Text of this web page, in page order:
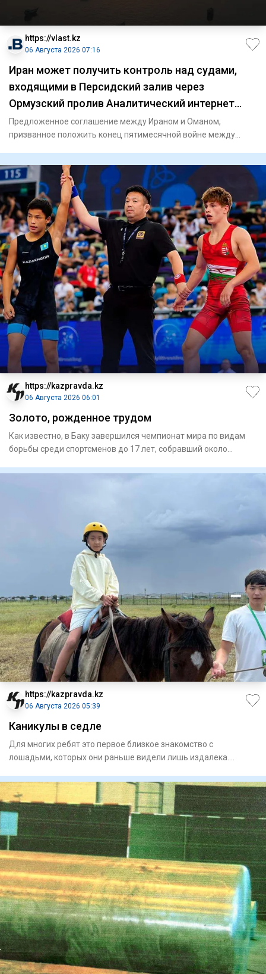
https://vlast.kz
06 Августа 2026 07:16
Иран может получить контроль над судами,
входящими в Персидский залив через
Ормузский пролив Аналитический интернет
журнал Власть
Предложенное соглашение между Ираном и Оманом,
призванное положить конец пятимесячной войне между
https://kazpravda.kz
06 Августа 2026 06:01
Золото, рожденное трудом
Как известно, в Баку завершился чемпионат мира по видам
борьбы среди спортсменов до 17 лет, собравший около
https://kazpravda.kz
06 Августа 2026 05:39
Каникулы в седле
Для многих ребят это первое близкое знакомство с
лошадьми, которых они раньше видели лишь издалека.